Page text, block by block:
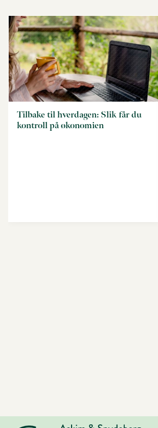
Tilbake til hverdagen: Slik får du
kontroll på økonomien